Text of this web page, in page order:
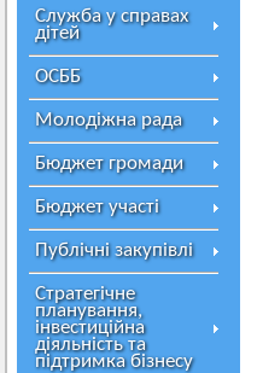
Служба у справах
дітей
ОСББ
Молодіжна рада
Бюджет громади
Бюджет участі
Публічні закупівлі
Стратегічне
планування,
інвестиційна
діяльність та
підтримка бізнесу